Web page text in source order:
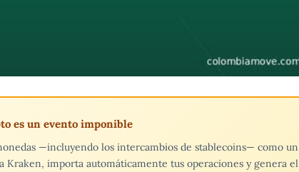
es un evento imponible
—incluyendo los intercambios de stablecoins— como un
Kraken, importa automáticamente tus operaciones y genera el